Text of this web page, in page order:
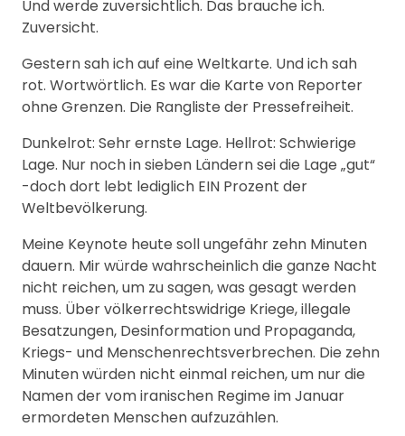
Und werde zuversichtlich. Das brauche ich.
Zuversicht.
Gestern sah ich auf eine Weltkarte. Und ich sah
rot. Wortwörtlich. Es war die Karte von Reporter
ohne Grenzen. Die Rangliste der Pressefreiheit.
Dunkelrot: Sehr ernste Lage. Hellrot: Schwierige
Lage. Nur noch in sieben Ländern sei die Lage „gut“
-doch dort lebt lediglich EIN Prozent der
Weltbevölkerung.
Meine Keynote heute soll ungefähr zehn Minuten
dauern. Mir würde wahrscheinlich die ganze Nacht
nicht reichen, um zu sagen, was gesagt werden
muss. Über völkerrechtswidrige Kriege, illegale
Besatzungen, Desinformation und Propaganda,
Kriegs- und Menschenrechtsverbrechen. Die zehn
Minuten würden nicht einmal reichen, um nur die
Namen der vom iranischen Regime im Januar
ermordeten Menschen aufzuzählen.